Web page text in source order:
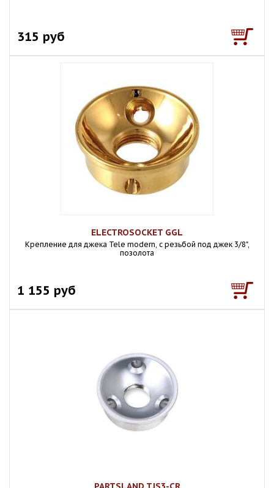
315 руб
ELECTROSOCKET GGL
Крепление для джека Tele modern, с резьбой под джек 3/8",
позолота
1 155 руб